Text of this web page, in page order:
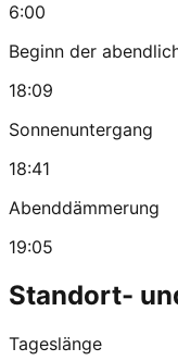
6:00
Beginn der
18:09
Sonnenuntergang
18:41
Abenddämmerung
19:05
Standort-
Tageslänge